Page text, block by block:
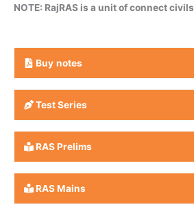
NOTE: RajRAS is a unit of connect civils
Buy notes
Test Series
RAS Prelims
RAS Mains